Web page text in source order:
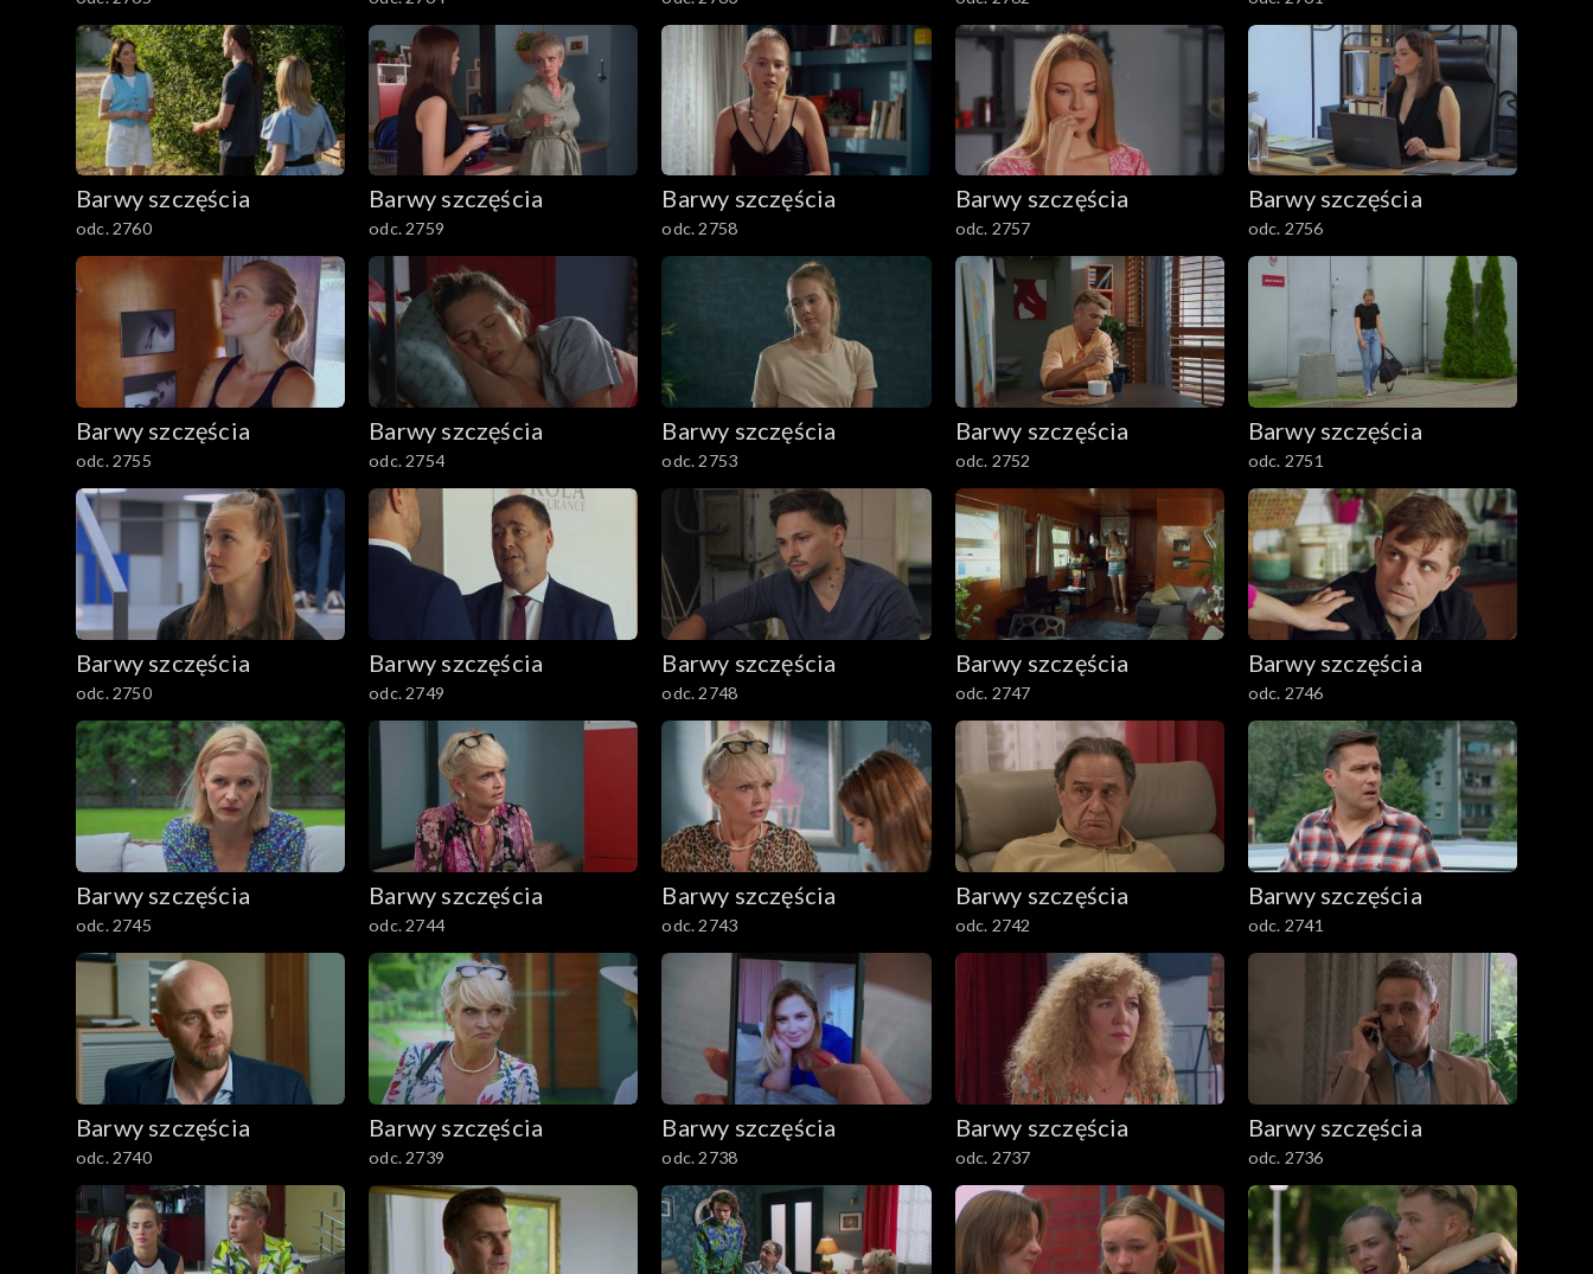
Barwy szczęścia
odc. 2760
Barwy szczęścia
odc. 2759
Barwy szczęścia
odc. 2758
Barwy szczęścia
odc. 2757
Barwy szczęścia
odc. 2756
Barwy szczęścia
odc. 2755
Barwy szczęścia
odc. 2754
Barwy szczęścia
odc. 2753
Barwy szczęścia
odc. 2752
Barwy szczęścia
odc. 2751
Barwy szczęścia
odc. 2750
Barwy szczęścia
odc. 2749
Barwy szczęścia
odc. 2748
Barwy szczęścia
odc. 2747
Barwy szczęścia
odc. 2746
Barwy szczęścia
odc. 2745
Barwy szczęścia
odc. 2744
Barwy szczęścia
odc. 2743
Barwy szczęścia
odc. 2742
Barwy szczęścia
odc. 2741
Barwy szczęścia
odc. 2740
Barwy szczęścia
odc. 2739
Barwy szczęścia
odc. 2738
Barwy szczęścia
odc. 2737
Barwy szczęścia
odc. 2736